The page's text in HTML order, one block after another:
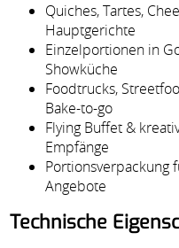
Quiches, Tartes,
Hauptgerichte
Einzelportionen in
Showküche
Foodtrucks,
Bake-to-go
Flying Buffet &
Empfänge
Portionsverpackung
Angebote
Technische